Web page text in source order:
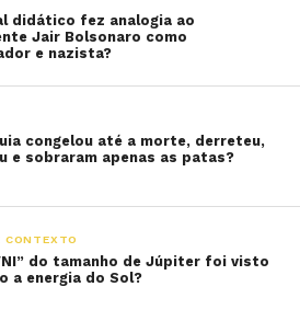
didático fez analogia ao
Jair Bolsonaro como
e nazista?
congelou até a morte, derreteu,
e sobraram apenas as patas?
CONTEXTO
do tamanho de Júpiter foi visto
a energia do Sol?